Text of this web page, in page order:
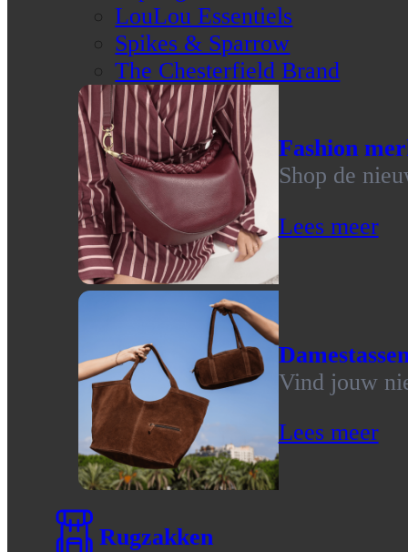
LouLou Essentiels
Spikes & Sparrow
The Chesterfield Brand
Fashion
Shop de
Lees meer
Vind jouw
Lees meer
Rugzakken